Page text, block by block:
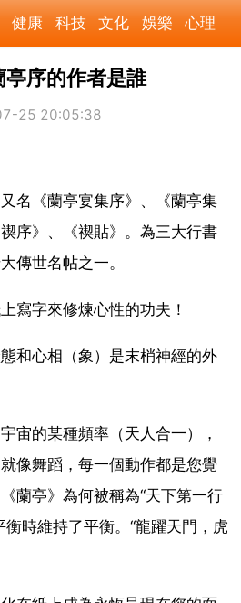
健康 科技 文化 娛樂 心理
遊戲 時尚 家居 財經
歷史 體育 寵物
序的作者是誰
25 20:05:38
名《蘭亭宴集序》、《蘭亭集
序》、《禊貼》。為三大行書
傳世名帖之一。
寫字來修煉心性的功夫！
和心相（象）是末梢神經的外
宙的某種頻率（天人合一），
像舞蹈，每一個動作都是您覺
蘭亭》為何被稱為“天下第一行
時維持了平衡。“龍躍天門，虎